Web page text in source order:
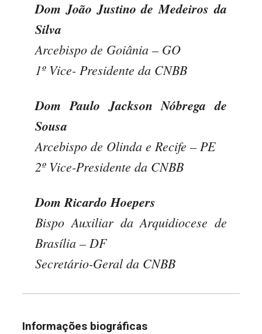
Dom João Justino de Medeiros da
Silva
Arcebispo de Goiânia – GO
1º Vice- Presidente da CNBB
Dom Paulo Jackson Nóbrega de
Sousa
Arcebispo de Olinda e Recife – PE
2º Vice-Presidente da CNBB
Dom Ricardo Hoepers
Bispo Auxiliar da Arquidiocese de
Brasília – DF
Secretário-Geral da CNBB
Informações biográficas